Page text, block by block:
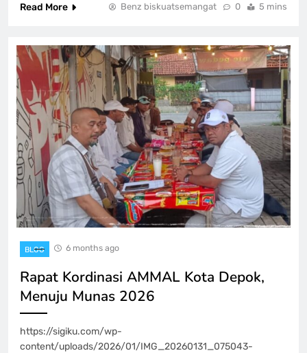
Read More
Benz biskuatsemangat 0 5 mins
BLOG 6 months ago
Rapat Kordinasi AMMAL Kota Depok,
Menuju Munas 2026
https://sigiku.com/wp-
content/uploads/2026/01/IMG_20260131_075043-